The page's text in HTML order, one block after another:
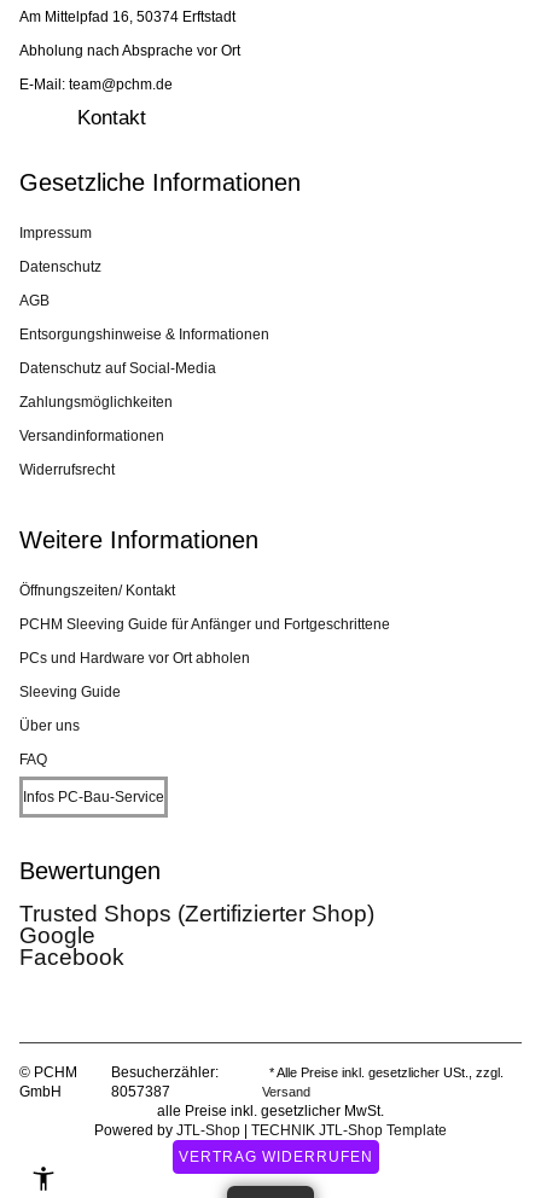
Am Mittelpfad 16, 50374 Erftstadt
Abholung nach Absprache vor Ort
E-Mail: team@pchm.de
Kontakt
Gesetzliche Informationen
Impressum
Datenschutz
AGB
Entsorgungshinweise & Informationen
Datenschutz auf Social-Media
Zahlungsmöglichkeiten
Versandinformationen
Widerrufsrecht
Weitere Informationen
Öffnungszeiten/ Kontakt
PCHM Sleeving Guide für Anfänger und Fortgeschrittene
PCs und Hardware vor Ort abholen
Sleeving Guide
Über uns
FAQ
Infos PC-Bau-Service
Bewertungen
Trusted Shops (Zertifizierter Shop)
Google
Facebook
© PCHM
GmbH
Besucherzähler:
8057387
* Alle Preise inkl. gesetzlicher USt., zzgl.
Versand
alle Preise inkl. gesetzlicher MwSt.
Powered by JTL-Shop
TECHNIK JTL-Shop Template
VERTRAG WIDERRUFEN